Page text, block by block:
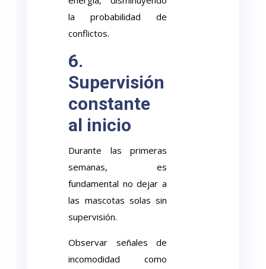
la probabilidad de
conflictos.
6.
Supervisión
constante
al inicio
Durante las primeras
semanas, es
fundamental no dejar a
las mascotas solas sin
supervisión.
Observar señales de
incomodidad como